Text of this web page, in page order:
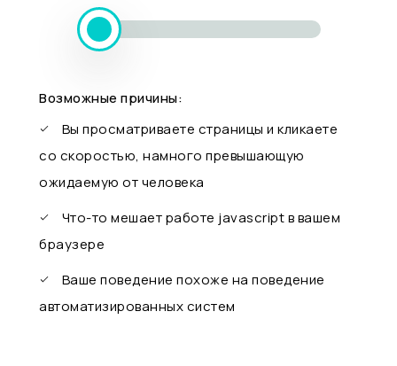
Возможные причины:
Вы просматриваете страницы и кликаете
со скоростью, намного превышающую
ожидаемую от человека
Что-то мешает работе javascript в вашем
браузере
Ваше поведение похоже на поведение
автоматизированных систем